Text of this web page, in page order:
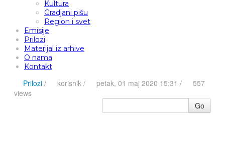
Kultura
Gradjani pišu
Region i svet
Emisije
Prilozi
Materijal iz arhive
O nama
Kontakt
Prilozi / korisnik / petak, 01 maj 2020 15:31 /
557
views
Go